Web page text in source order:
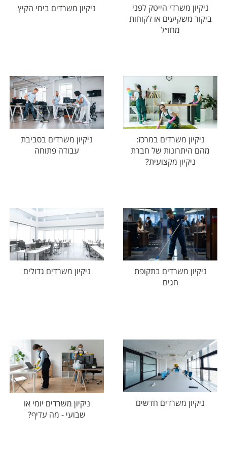
ניקיון משרדי הייטק לפני
ביקור משקיעים או לקוחות
מחו״ל
ניקיון משרדים בימי הקיץ
ניקיון משרדים במרכז:
מהם היתרונות של חברת
ניקיון מקצועית?
ניקיון משרדים בסביבת
עבודה פתוחה
ניקיון משרדים בתקופת
חגים
ניקיון משרדים גדולים
ניקיון משרדים חדשים
ניקיון משרדים יומי או
שבועי - מה עדיף?